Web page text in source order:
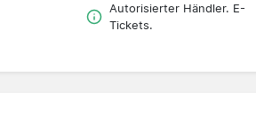
Autorisierter Händler. E-
Tickets.